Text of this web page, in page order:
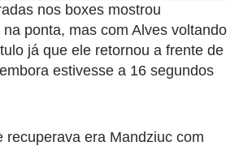
nos boxes mostrou
ponta, mas com Alves voltando
já que ele retornou a frente de
estivesse a 16 segundos
recuperava era Mandziuc com